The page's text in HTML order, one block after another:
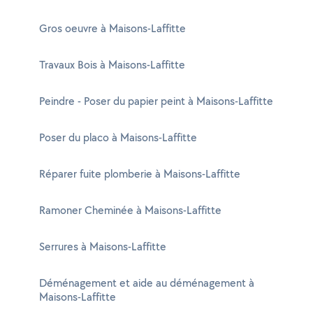
Gros oeuvre à Maisons-Laffitte
Travaux Bois à Maisons-Laffitte
Peindre - Poser du papier peint à Maisons-Laffitte
Poser du placo à Maisons-Laffitte
Réparer fuite plomberie à Maisons-Laffitte
Ramoner Cheminée à Maisons-Laffitte
Serrures à Maisons-Laffitte
Déménagement et aide au déménagement à
Maisons-Laffitte